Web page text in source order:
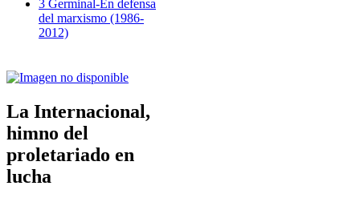
3 Germinal-En defensa
del marxismo (1986-
2012)
La Internacional,
himno del
proletariado en
lucha